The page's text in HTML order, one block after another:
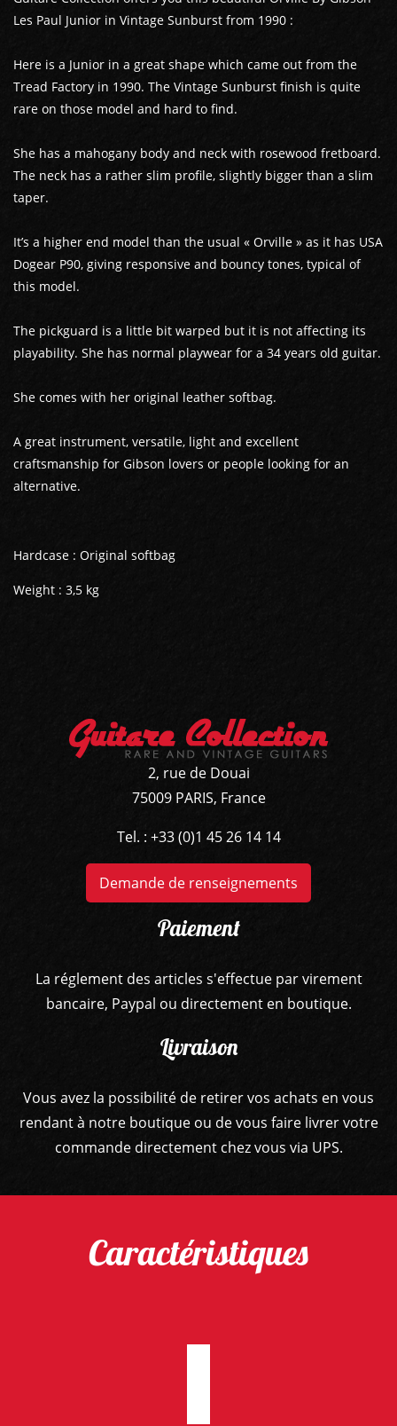
BASSES
PÉDALES ET EFFETS
AUTRE
Les Paul Junior in Vintage Sunburst from 1990 :
Here is a Junior in a great shape which came out from the
Tread Factory in 1990. The Vintage Sunburst finish is quite
rare on those model and hard to find.
She has a mahogany body and neck with rosewood fretboard.
The neck has a rather slim profile, slightly bigger than a slim
taper.
It’s a higher end model than the usual « Orville » as it has USA
Dogear P90, giving responsive and bouncy tones, typical of
this model.
The pickguard is a little bit warped but it is not affecting its
playability. She has normal playwear for a 34 years old guitar.
She comes with her original leather softbag.
A great instrument, versatile, light and excellent
craftsmanship for Gibson lovers or people looking for an
alternative.
Hardcase : Original softbag
Weight : 3,5 kg
2, rue de Douai
75009 PARIS, France
Tel. : +33 (0)1 45 26 14 14
Demande de renseignements
Paiement
La réglement des articles s'effectue par virement
bancaire, Paypal ou directement en boutique.
Livraison
Vous avez la possibilité de retirer vos achats en vous
rendant à notre boutique ou de vous faire livrer votre
commande directement chez vous via UPS.
Caractéristiques